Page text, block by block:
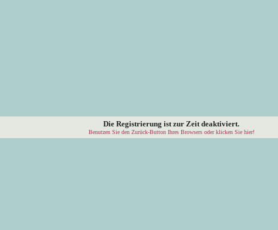
Die Registrierung ist zur Zeit deaktiviert.
Benutzen Sie den Zurück-Button Ihres Browsers oder klicken Sie hier!